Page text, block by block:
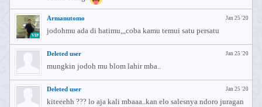
VIP
Jan 25 '20
Armanutomo
jodohmu ada di hatimu,,,coba kamu temui satu persatu
Jan 25 '20
Deleted user
mungkin jodoh mu blom lahir mba..
Jan 25 '20
Deleted user
kiteeehh ??? lo aja kali mbaaa..kan elo salesnya ndoro juragan